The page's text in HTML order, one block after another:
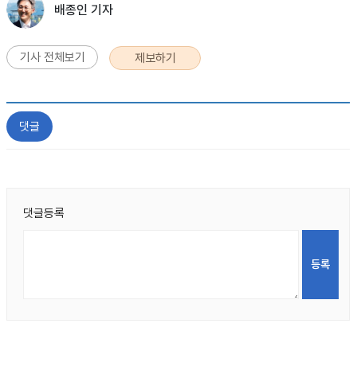
배종인 기자
기사 전체보기 제보하기
댓글
댓글등록